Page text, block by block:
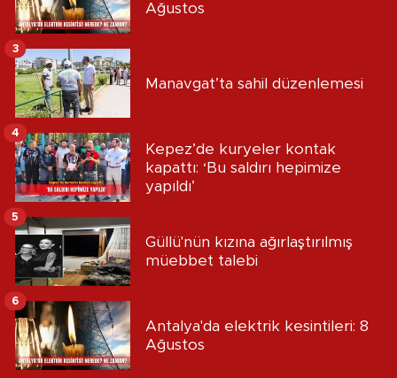
Ağustos
Manavgat’ta sahil düzenlemesi
3
Kepez’de kuryeler kontak
kapattı: ‘Bu saldırı hepimize
yapıldı’
4
Güllü'nün kızına ağırlaştırılmış
müebbet talebi
5
Antalya'da elektrik kesintileri: 8
Ağustos
6